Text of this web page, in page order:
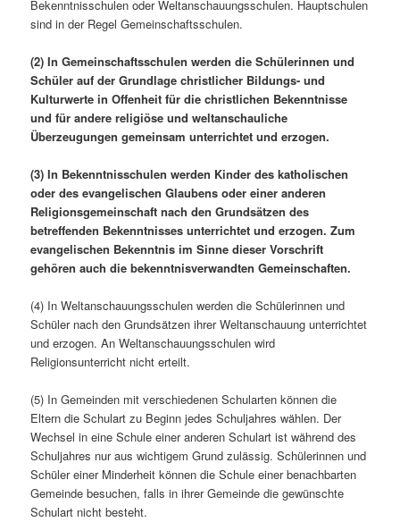
Bekenntnisschulen oder Weltanschauungsschulen. Hauptschulen
sind in der Regel Gemeinschaftsschulen.
(2) In Gemeinschaftsschulen werden die Schülerinnen und
Schüler auf der Grundlage christlicher Bildungs- und
Kulturwerte in Offenheit für die christlichen Bekenntnisse
und für andere religiöse und weltanschauliche
Überzeugungen gemeinsam unterrichtet und erzogen.
(3) In Bekenntnisschulen werden Kinder des katholischen
oder des evangelischen Glaubens oder einer anderen
Religionsgemeinschaft nach den Grundsätzen des
betreffenden Bekenntnisses unterrichtet und erzogen. Zum
evangelischen Bekenntnis im Sinne dieser Vorschrift
gehören auch die bekenntnisverwandten Gemeinschaften.
(4) In Weltanschauungsschulen werden die Schülerinnen und
Schüler nach den Grundsätzen ihrer Weltanschauung unterrichtet
und erzogen. An Weltanschauungsschulen wird
Religionsunterricht nicht erteilt.
(5) In Gemeinden mit verschiedenen Schularten können die
Eltern die Schulart zu Beginn jedes Schuljahres wählen. Der
Wechsel in eine Schule einer anderen Schulart ist während des
Schuljahres nur aus wichtigem Grund zulässig. Schülerinnen und
Schüler einer Minderheit können die Schule einer benachbarten
Gemeinde besuchen, falls in ihrer Gemeinde die gewünschte
Schulart nicht besteht.